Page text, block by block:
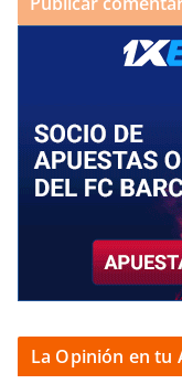
La Opinión en tu